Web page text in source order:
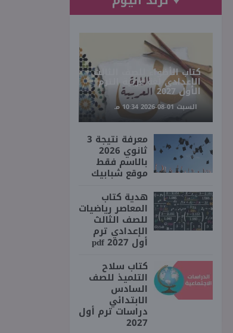
كتاب الأضواء للصف الثالث
الإعدادي لغة عربية الترم
الأول 2027
السبت 01-08-2026 10:34 مـ
معرفة نتيجة 3
ثانوي 2026
بالاسم فقط
موقع شبابيك
هدية كتاب
المعاصر رياضيات
للصف الثالث
الإعدادي ترم
أول 2027 pdf
كتاب سلاح
التلميذ للصف
السادس
الابتدائي
دراسات ترم أول
2027